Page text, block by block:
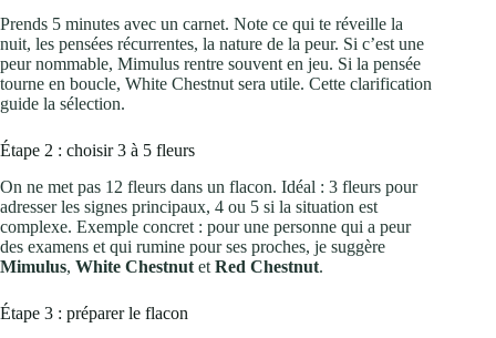
Prends 5 minutes avec un carnet. Note ce qui te réveille la
nuit, les pensées récurrentes, la nature de la peur. Si c’est une
peur nommable, Mimulus rentre souvent en jeu. Si la pensée
tourne en boucle, White Chestnut sera utile. Cette clarification
guide la sélection.
Étape 2 : choisir 3 à 5 fleurs
On ne met pas 12 fleurs dans un flacon. Idéal : 3 fleurs pour
adresser les signes principaux, 4 ou 5 si la situation est
complexe. Exemple concret : pour une personne qui a peur
des examens et qui rumine pour ses proches, je suggère
Mimulus, White Chestnut et Red Chestnut.
Étape 3 : préparer le flacon